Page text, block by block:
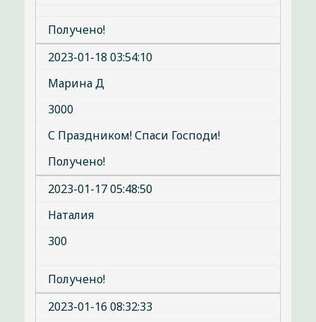
Получено!
2023-01-18 03:54:10
Марина Д
3000
С Праздником! Спаси Господи!
Получено!
2023-01-17 05:48:50
Наталия
300
Получено!
2023-01-16 08:32:33